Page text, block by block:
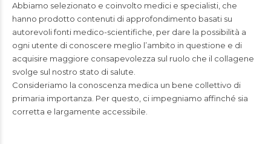
Abbiamo selezionato e coinvolto medici e specialisti, che
hanno prodotto contenuti di approfondimento basati su
autorevoli fonti medico-scientifiche, per dare la possibilità a
ogni utente di conoscere meglio l’ambito in questione e di
acquisire maggiore consapevolezza sul ruolo che il collagene
svolge sul nostro stato di salute.
Consideriamo la conoscenza medica un bene collettivo di
primaria importanza. Per questo, ci impegniamo affinché sia
corretta e largamente accessibile.